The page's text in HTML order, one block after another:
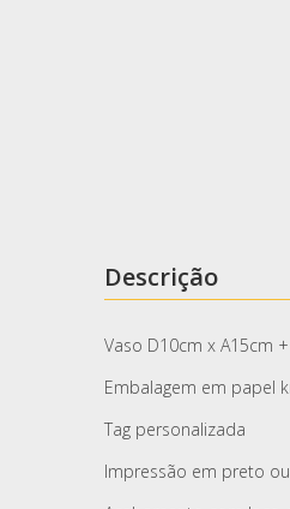
Descrição
Vaso D10cm x A15cm
Embalagem em papel
Tag personalizada
Impressão em preto